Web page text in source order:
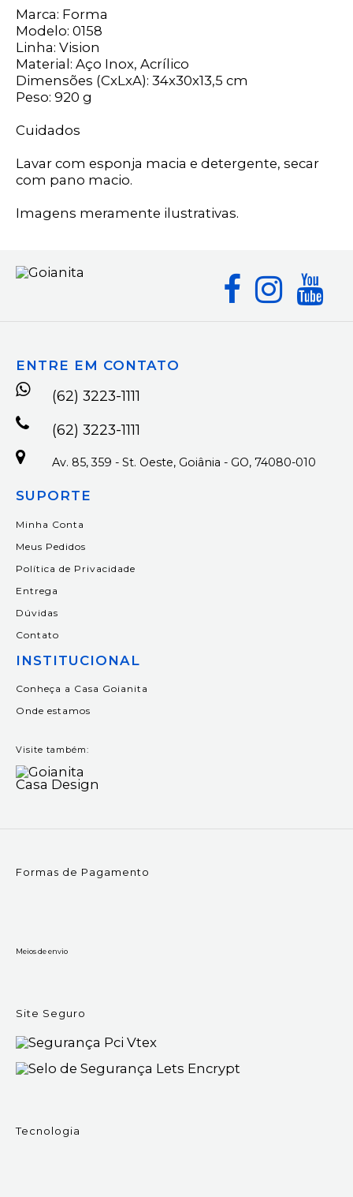
Marca: Forma
Modelo: 0158
Linha: Vision
Material: Aço Inox, Acrílico
Dimensões (CxLxA): 34x30x13,5 cm
Peso: 920 g
Cuidados
Lavar com esponja macia e detergente, secar
com pano macio.
Imagens meramente ilustrativas.
ENTRE EM CONTATO
(62) 3223-1111
(62) 3223-1111
Av. 85, 359 - St. Oeste, Goiânia - GO, 74080-010
SUPORTE
Minha Conta
Meus Pedidos
Política de Privacidade
Entrega
Dúvidas
Contato
INSTITUCIONAL
Conheça a Casa Goianita
Onde estamos
Visite também:
Formas de Pagamento
Meios de envio
Site Seguro
Tecnologia